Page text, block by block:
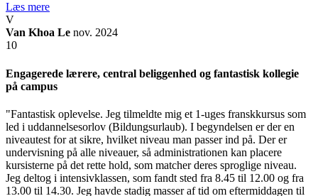
Læs mere
V
Van Khoa Le nov. 2024
10
Engagerede lærere, central beliggenhed og fantastisk kollegie
på campus
"Fantastisk oplevelse. Jeg tilmeldte mig et 1-uges franskkursus som
led i uddannelsesorlov (Bildungsurlaub). I begyndelsen er der en
niveautest for at sikre, hvilket niveau man passer ind på. Der er
undervisning på alle niveauer, så administrationen kan placere
kursisterne på det rette hold, som matcher deres sproglige niveau.
Jeg deltog i intensivklassen, som fandt sted fra 8.45 til 12.00 og fra
13.00 til 14.30. Jeg havde stadig masser af tid om eftermiddagen til